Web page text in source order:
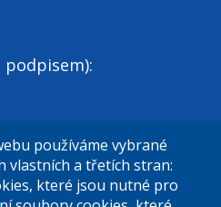
podpisem):
podpisu):
používáme vybrané
vlastních a třetích stran:
které jsou nutné pro